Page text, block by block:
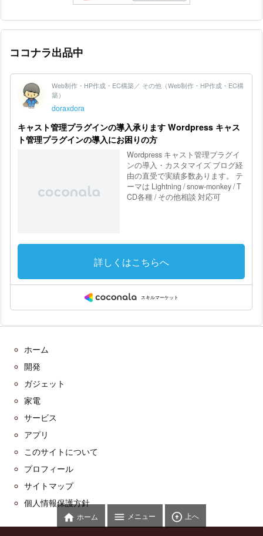
ココナラ出品中
ホーム
開発
ガジェット
家電
サービス
アプリ
このサイトについて
プロフィール
サイトマップ
個人情報保護方針
 ホーム  メニュー  上へ